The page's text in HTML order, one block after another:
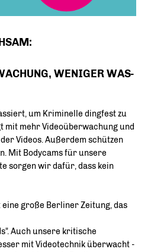
WENIGER WAS-
um Kriminelle dingfest zu
mit mehr Videoüberwachung und
Videos. Außerdem schützen
Mit Bodycams für unsere
sorgen wir dafür, dass kein
eine große Berliner Zeitung, das
Auch unsere kritische
mit Videotechnik überwacht -